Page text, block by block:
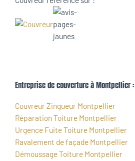
Entreprise de couverture à Montpellier :
Couvreur Zingueur Montpellier
Réparation Toiture Montpellier
Urgence Fuite Toiture Montpellier
Ravalement de façade Montpellier
Démoussage Toiture Montpellier